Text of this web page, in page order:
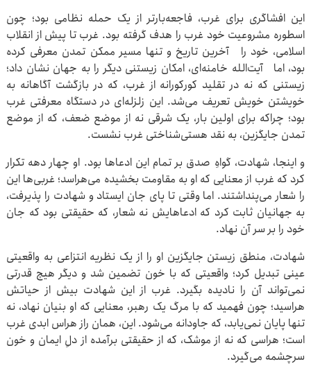
این افشاگری برای غرب، فاجعه‌بارتر از یک حمله نظامی بود؛ چون
اسطوره مشروعیت خود غرب را هدف گرفته بود. غرب تا پیش از انقلاب
اسلامی، خود را آخرین تاریخ و تنها مسیر ممکن تمدن معرفی کرده
بود، اما آیت‌الله خامنه‌ای، امکان زیستنی دیگر را به جهان نشان داد؛
زیستنی که نه در تقلید کورکورانه از غرب، که در بازگشت آگاهانه به
خویشتن خویش تعریف می‌شد. این زلزله‌ای در دستگاه معرفتی غرب
بود؛ چراکه برای اولین بار، یک شرقی نه از موضع ضعف، که از موضع
تمدن جایگزین، به نقد هستی‌شناختی غرب نشست.
و اینجا، شهادت، گواهِ صدق بر تمام این ادعاها بود. او چهار دهه تکرار
کرد که غرب از معنایی که او به مقاومت بخشیده می‌هراسد؛ غربی‌ها این
را شعار می‌پنداشتند. اما وقتی تا پای جان ایستاد و شهادت را پذیرفت،
به جهانیان ثابت کرد که ادعاهایش نه شعار، که حقیقتی بود که جان
خود را بر سر آن نهاد.
شهادت، منطق زیستن جایگزین او را از یک نظریه انتزاعی به واقعیتی
عینی تبدیل کرد؛ واقعیتی که با خون تضمین شد و دیگر هیچ قدرتی
نمی‌تواند آن را نادیده بگیرد. غرب از این شهادت بیش از حیاتش
هراسید؛ چون فهمید که با مرگ یک رهبر، معنایی که او بنیان نهاد، نه
تنها پایان نمی‌یابد، که جاودانه می‌شود. این، همان راز هراس ابدی غرب
است؛ هراسی که نه از موشک، که از حقیقتی برآمده از دلِ ایمان و خون
سرچشمه می‌گیرد.